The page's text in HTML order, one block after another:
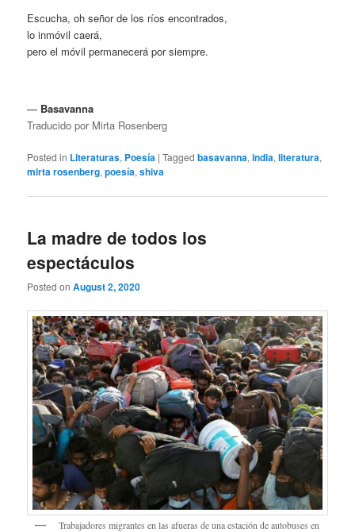
Escucha, oh señor de los ríos encontrados,
lo inmóvil caerá,
pero el móvil permanecerá por siempre.
— Basavanna
Traducido por Mirta Rosenberg
Posted in Literaturas, Poesía |Tagged basavanna,india,literatura,
mirta rosenberg,poesía,shiva
La madre de todos los
espectáculos
Posted onAugust 2, 2020
Trabajadores migrantes en las afueras de una estación de autobuses en